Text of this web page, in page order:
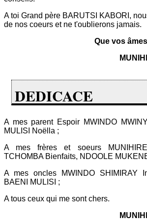
A toi Grand père BARUTSI KABORI,
de nos coeurs et ne t'oublierons jamais.
Que vos
DEDICACE
A mes parent Espoir MWINDO
MULISI Noëlla ;
A mes frères et soeurs
TCHOMBA Bienfaits, NDOOLE
A mes oncles MWINDO SHIMIRAY
BAENI MULISI ;
A tous ceux qui me sont chers.